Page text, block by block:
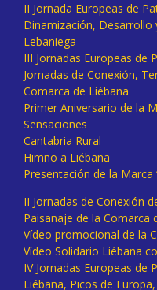
II Jornada Europeas de
Dinamización,
Lebaniega
III Jornadas Europeas de
Jornadas de Conexión,
Comarca de Liébana
Primer Aniversario de la
Sensaciones
Cantabria Rural
Himno a Liébana
Presentación de la Marca
II Jornadas de Conexión
Paisanaje de la Comarca
Vídeo promocional de la
Vídeo Solidario Liébana
IV Jornadas Europeas de
Liébana, Picos de